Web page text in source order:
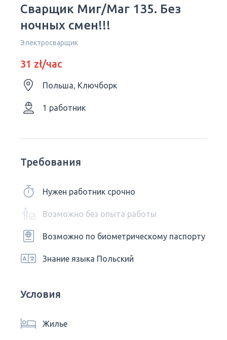
Сварщик Миг/Маг 135. Без
ночных смен!!!
Электросварщик
31 zł/час
Польша, Ключборк
1 работник
Требования
Нужен работник срочно
Возможно без опыта работы
Возможно по биометрическому паспорту
Знание языка Польский
Условия
Жилье